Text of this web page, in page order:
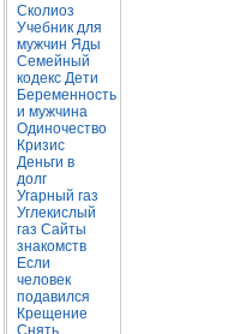
Сколиоз
Учебник для
мужчин Яды
Семейный
кодекс Дети
Беременность
и мужчина
Одиночество
Кризис
Деньги в
долг
Угарный газ
Углекислый
газ Сайты
знакомств
Если
человек
подавился
Крещение
Снять